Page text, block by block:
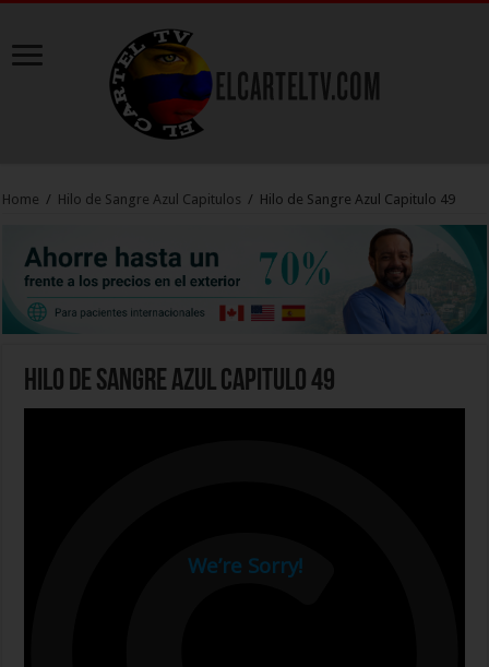
Home / Hilo de Sangre Azul Capitulos / Hilo de Sangre Azul Capitulo 49
Hilo de Sangre Azul Capitulo 49